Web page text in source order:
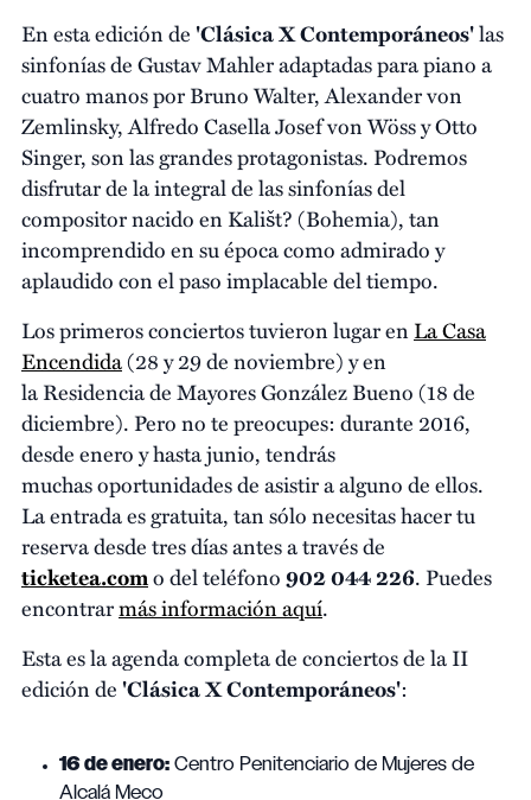
En esta edición de 'Clásica X Contemporáneos'las
sinfonías de Gustav Mahler adaptadas para piano a
cuatro manos por Bruno Walter, Alexander von
Zemlinsky, Alfredo Casella Josef von Wöss y Otto
Singer, son las grandes protagonistas. Podremos
disfrutar de la integral de las sinfonías del
compositor nacido en Kališt? (Bohemia), tan
incomprendido en su época como admirado y
aplaudido con el paso implacable del tiempo.
Los primeros conciertos tuvieron lugar enLa Casa
Encendida(28 y 29 de noviembre) y en
la Residencia de Mayores González Bueno (18 de
diciembre). Pero no te preocupes: durante 2016,
desde enero y hasta junio, tendrás
muchas oportunidades de asistir a alguno de ellos.
La entrada es gratuita, tan sólo necesitas hacer tu
reserva desde tres días antes a través de
ticketea.como del teléfono902 044 226. Puedes
encontrarmás información aquí.
Esta es la agenda completa de conciertos de la II
edición de 'Clásica X Contemporáneos':
16 de enero: Centro Penitenciario de Mujeres de
Alcalá Meco